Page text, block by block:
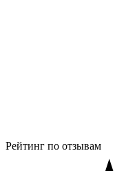
Рейтинг по отзывам